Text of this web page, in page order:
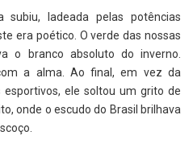
subiu, ladeada pelas potências
era poético. O verde das nossas
o branco absoluto do inverno.
a alma. Ao final, em vez da
ele soltou um grito de
onde o escudo do Brasil brilhava